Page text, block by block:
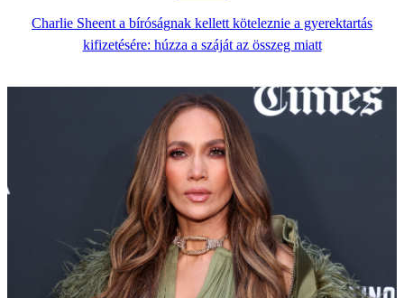
Charlie Sheent a bíróságnak kellett köteleznie a gyerektartás
kifizetésére: húzza a száját az összeg miatt